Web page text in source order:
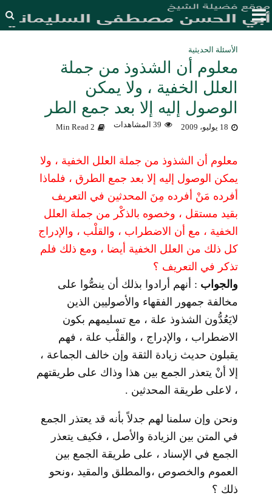
الأسئلة الحديثية
معلوم أن الشذوذ من جملة
العلل الخفية ، ولا يمكن
الوصول إليه إلا بعد جمع الطر
18 يوليو، 2009 39 المشاهدات 2 Min Read
معلوم أن الشذوذ من جملة العلل الخفية ، ولا
يمكن الوصول إليه إلا بعد جمع الطرق ، فلماذا
أفرده مَنْ أفرده مِنَ المحدثين في التعريف
بقيد مستقل ، وخصوه بالذكْر من جملة العلل
الخفية ، مع أن الاضطراب ، والقلْب ، والإدراج
كل ذلك من العلل الخفية أيضا ، ومع ذلك فلم
تذكر في التعريف ؟
والجواب : أنهم أرادوا بذلك أن ينصُّوا على
مخالفة جمهور الفقهاء والأصوليين الذين
لايَعُدُّون الشذوذ علة ، مع تسليمهم بكون
الاضطراب ، والإدراج ، والقلْب علة ، فهم
يقبلون حديث زيادة الثقة وإن خالف الجماعة ،
إلا أنْ يتعذر الجمع بين هذا وذاك على طريقتهم
، لاعلى طريقة المحدثين .
ونحن وإن سلمنا لهم جدلاً بأنه قد يعتذر الجمع
في المتن بين الزيادة والأصل ، فكيف يتعذر
الجمع في الإسناد ، على طريقة الجمع بين
العموم والخصوص ،والمطلق والمقيد ،ونحو
ذلك ؟